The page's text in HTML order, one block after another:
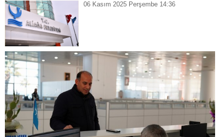
06 Kasım 2025 Perşembe 14:36